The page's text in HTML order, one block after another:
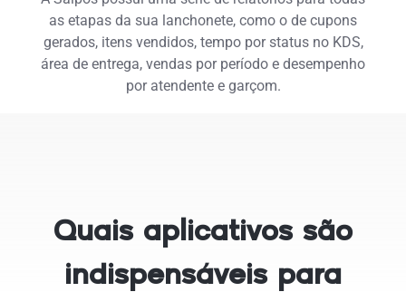
as etapas da sua lanchonete, como o de cupons
gerados, itens vendidos, tempo por status no KDS,
área de entrega, vendas por período e desempenho
por atendente e garçom.
Quais aplicativos são
indispensáveis para